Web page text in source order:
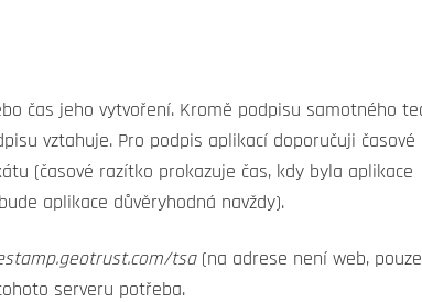
čas jeho vytvoření. Kromě podpisu samotného
vztahuje. Pro podpis aplikací doporučuji časové
(časové razítko prokazuje čas, kdy byla aplikace
aplikace důvěryhodná navždy).
tsa (na adrese není web,
serveru potřeba.